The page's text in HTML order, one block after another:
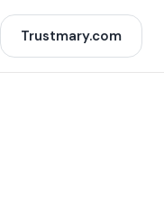
Trustmary.com